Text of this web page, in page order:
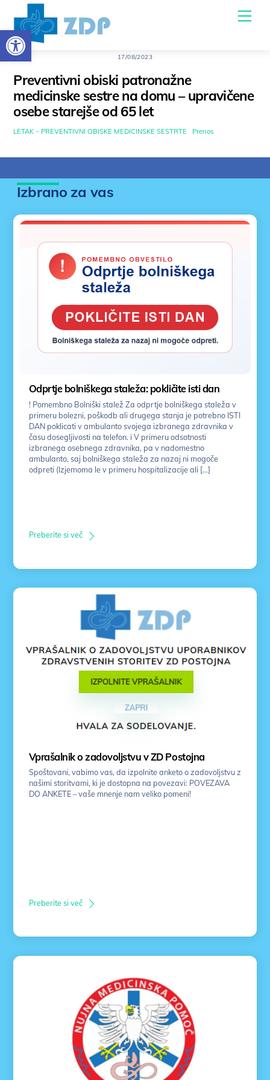
Open toolbar
osrednje
vsebine
17/08/2023
Preventivni obiski patronažne
medicinske sestre na domu – upravičene
osebe starejše od 65 let
LETAK – PREVENTIVNI OBISKE MEDICINSKE SESTRTE Prenos
Izbrano za vas
Odprtje bolniškega staleža: pokličite isti dan
! Pomembno Bolniški stalež Za odprtje bolniškega staleža v
primeru bolezni, poškodb ali drugega stanja je potrebno ISTI
DAN poklicati v ambulanto svojega izbranega zdravnika v
času dosegljivosti na telefon. i V primeru odsotnosti
izbranega osebnega zdravnika, pa v nadomestno
ambulanto, saj bolniškega staleža za nazaj ni mogoče
odpreti (Izjemoma le v primeru hospitalizacije ali […]
Preberite si več
Vprašalnik o zadovoljstvu v ZD Postojna
Spoštovani, vabimo vas, da izpolnite anketo o zadovoljstvu z
našimi storitvami, ki je dostopna na povezavi: POVEZAVA
DO ANKETE – vaše mnenje nam veliko pomeni!
Preberite si več